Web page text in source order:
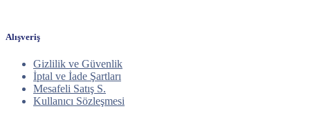
Alışveriş
Gizlilik ve Güvenlik
İptal ve İade Şartları
Mesafeli Satış S.
Kullanıcı Sözleşmesi